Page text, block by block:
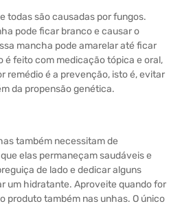
todas são causadas por fungos.
pode ficar branco e causar o
mancha pode amarelar até ficar
é feito com medicação tópica e oral,
remédio é a prevenção, isto é, evitar
da propensão genética.
também necessitam de
elas permaneçam saudáveis e
de lado e dedicar alguns
um hidratante. Aproveite quando for
produto também nas unhas. O único